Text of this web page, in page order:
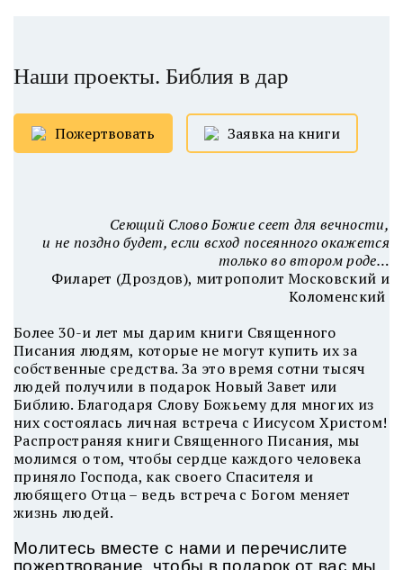
Наши проекты. Библия в дар
Пожертвовать Заявка на книги
Сеющий Слово Божие сеет для вечности,
и не поздно будет, если всход посеянного окажется
только во втором роде…
Филарет (Дроздов), митрополит Московский и
Коломенский
Более 30-и лет мы дарим книги Священного
Писания людям, которые не могут купить их за
собственные средства. За это время сотни тысяч
людей получили в подарок Новый Завет или
Библию. Благодаря Слову Божьему для многих из
них состоялась личная встреча с Иисусом Христом!
Распространяя книги Священного Писания, мы
молимся о том, чтобы сердце каждого человека
приняло Господа, как своего Спасителя и
любящего Отца – ведь встреча с Богом меняет
жизнь людей.
Молитесь вместе с нами и перечислите
пожертвование, чтобы в подарок от вас мы